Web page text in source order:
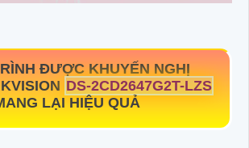
ĐƯỢC KHUYẾN NGHỊ
DS-2CD2647G2T-LZS
LẠI HIỆU QUẢ